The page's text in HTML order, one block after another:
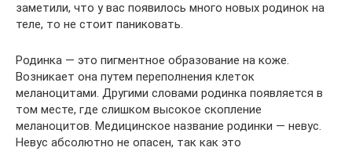
заметили, что у вас появилось много новых родинок на
теле, то не стоит паниковать.
Родинка — это пигментное образование на коже.
Возникает она путем переполнения клеток
меланоцитами. Другими словами родинка появляется в
том месте, где слишком высокое скопление
меланоцитов. Медицинское название родинки — невус.
Невус абсолютно не опасен, так как это